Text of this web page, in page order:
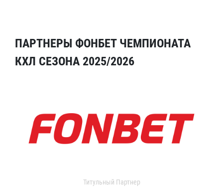
ПАРТНЕРЫ ФОНБЕТ ЧЕМПИОНАТА
КХЛ СЕЗОНА 2025/2026
Титульный Партнер